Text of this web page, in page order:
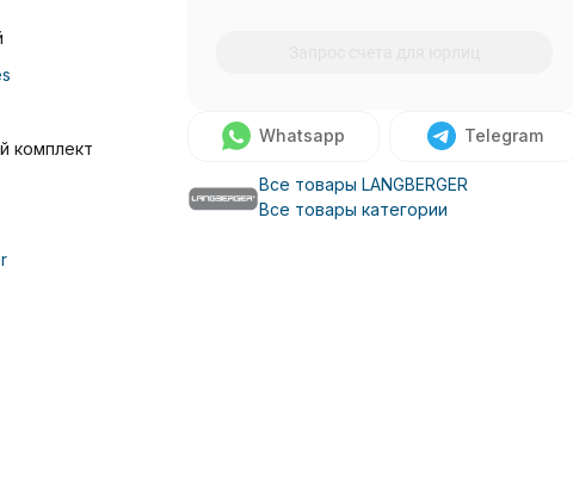
комплект
Whatsapp Telegram
Все товары LANGBERGER
Все товары категории